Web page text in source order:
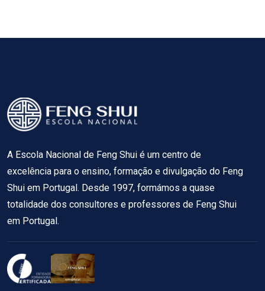
A Escola Nacional de Feng Shui é um centro de
excelência para o ensino, formação e divulgação do Feng
Shui em Portugal. Desde 1997, formámos a quase
totalidade dos consultores e professores de Feng Shui
em Portugal.